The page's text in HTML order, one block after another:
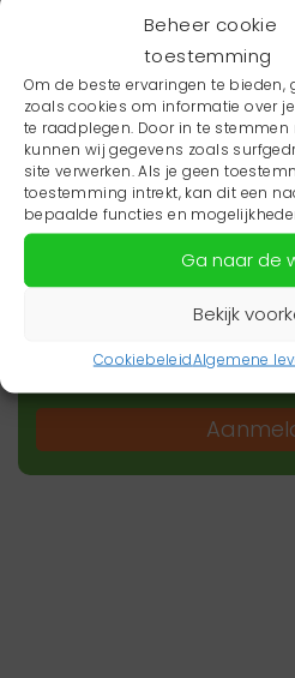
Beheer cookie
toestemming
Om de beste ervaringen te
zoals cookies om informatie over
te raadplegen. Door in te
kunnen wij gegevens zoals
site verwerken. Als je geen
toestemming intrekt, kan dit een
bepaalde functies en
Ga naar de
Bekijk
CookiebeleidAlgemene
Wil je niets
Wil je op de hoogte
zorgnieuws in jouw regio?
onze nieuwsbrief.